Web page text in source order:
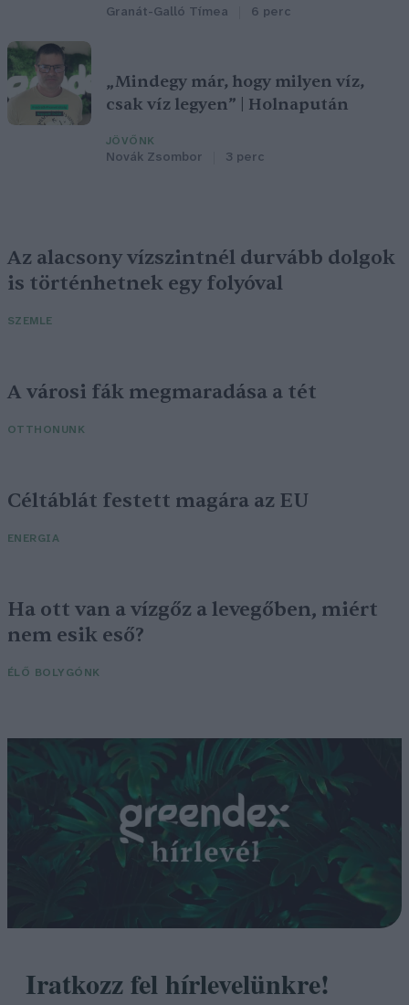
Granát-Galló Tímea 6 perc
„Mindegy már, hogy milyen víz,
csak víz legyen” | Holnapután
JÖVŐNK
Novák Zsombor 3 perc
Az alacsony vízszintnél durvább dolgok
is történhetnek egy folyóval
SZEMLE
A városi fák megmaradása a tét
OTTHONUNK
Céltáblát festett magára az EU
ENERGIA
Ha ott van a vízgőz a levegőben, miért
nem esik eső?
ÉLŐ BOLYGÓNK
Iratkozz fel hírlevelünkre!